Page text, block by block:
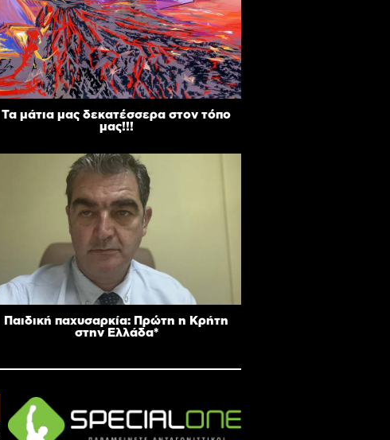
Τα μάτια μας δεκατέσσερα στον τόπο
μας!!!
Παιδική παχυσαρκία: Πρώτη η Κρήτη
στην Ελλάδα*